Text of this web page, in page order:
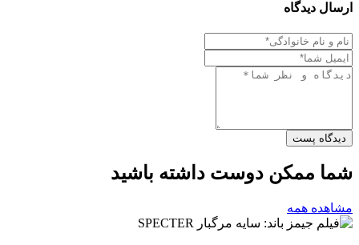
ارسال دیدگاه
دیدگاه پست
شما ممکن دوست داشته باشید
مشاهده همه